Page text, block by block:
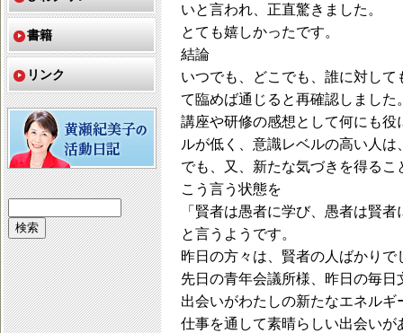
いと言われ、正直驚きました。
とても嬉しかったです。
結論
いつでも、どこでも、誰に対し
て臨めば通じると再確認しました
講座や研修の感想として何にも
ルが低く、意識レベルの高い人
でも、又、新たな気づきを得る
こう言う状態を
「賢者は愚者に学び、愚者は賢者
と言うようです。
昨日の方々は、賢者の人ばかりで
先日の青年会議所様、昨日の毎
出会いがわたしの新たなエネルギ
仕事を通して素晴らしい出会い
書籍
リンク